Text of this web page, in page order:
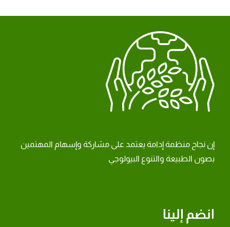
انضم إلينا
إن نجاح منظمة إدامة يعتمد على مشاركة وإسهام المهتمين
بصون الطبيعة والتنوع البيولوجي